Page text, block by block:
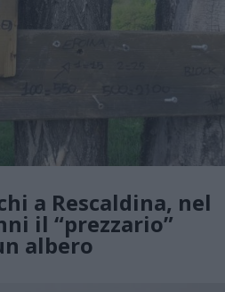
a Rescaldina, nel
il “prezzario”
albero